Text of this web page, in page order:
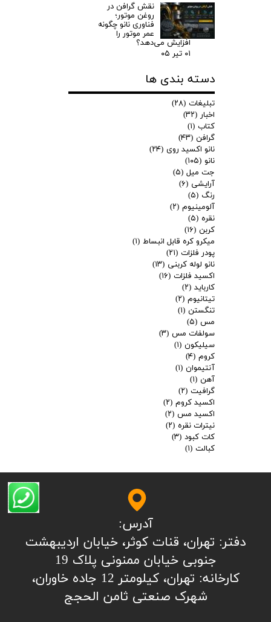
نقش گرافن در
روغن موتور؛
فناوری نانو چگونه
عمر موتور را
افزایش می‌دهد؟
۰۱ تیر ۰۵
دسته بندی ها
تبلیغات (۲۸)
اخبار (۳۲)
کتاب (۱)
گرافن (۴۳)
نانو اکسید روی (۲۴)
نانو (۱۰۵)
جت میل (۵)
آرایشی (۶)
رنگ (۵)
آلومینیوم (۲)
نقره (۵)
کربن (۱۶)
میکرو کره قابل انبساط (۱)
پودر فلزات (۲۱)
نانو لوله کربنی (۱۳)
اکسید فلزات (۱۶)
کارباید (۲)
تیتانیوم (۲)
تنگستن (۱)
مس (۵)
سولفات مس (۳)
سیلیکون (۱)
کروم (۴)
آنتیموان (۱)
آهن (۱)
گرافیت (۲)
اکسید کروم (۲)
اکسید مس (۲)
نیترات نقره (۲)
کات کبود (۳)
کبالت (۱)
آدرس:
​​​​​​​​دفتر: تهران، قنات کوثر، خیابان اردیبهشت
جنوبی خیابان ممنونی پلاک 19
کارخانه: تهران، کیلومتر 12 جاده خاوران،
شهرک صنعتی ثامن الحجج